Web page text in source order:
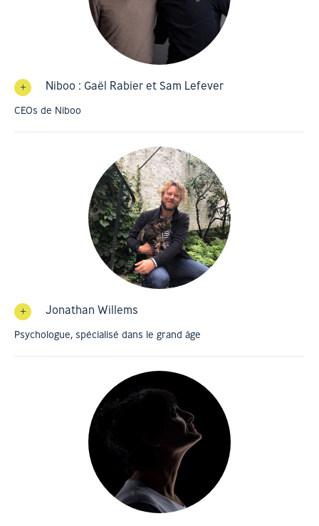
Niboo : Gaël Rabier et Sam Lefever
CEOs de Niboo
Jonathan Willems
Psychologue, spécialisé dans le grand âge